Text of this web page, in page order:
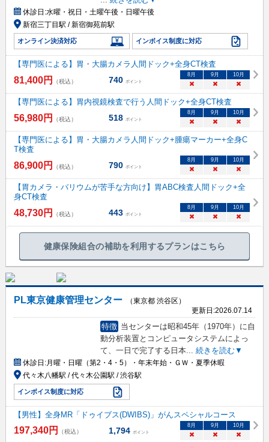
休診日:水曜・祝日・土曜午後・日曜午後
新宿三丁目駅 / 新宿御苑前駅
オンライン決済対応 インボイス制度に対応
【専門医による】胃・大腸カメラ人間ドック+全身CT検査
81,400円 （税込） 740 ポイント
8月 9月 10月
× × ×
【専門医による】胃内視鏡検査で行う人間ドック+全身CT検査
56,980円 （税込） 518 ポイント
8月 9月 10月
× × ×
【専門医による】胃・大腸カメラ人間ドック+腫瘍マーカー+全身C
T検査
86,900円 （税込） 790 ポイント
8月 9月 10月
× × ×
【胃カメラ・バリウムが苦手な方向け】胃ABC検査人間ドック+全
身CT検査
48,730円 （税込） 443 ポイント
8月 9月 10月
× × ×
健康保険組合の補助を利用するプランはこちら
PL東京健康管理センター
（東京都 渋谷区）
更新日:2026.07.14
特徴 当センターは昭和45年（1970年）に自
動分析装置とコンピュータシステムによっ
て、一日で完了する日本... 続きを読む▼
休診日:月曜・日曜（第2・4・5）・年末年始・ＧＷ・夏季休暇
代々木八幡駅 / 代々木公園駅 / 渋谷駅
インボイス制度に対応
【男性】全身MR「ドゥイブス(DWIBS)」がんスペシャルコース
197,340円 （税込） 1,794 ポイント
8 月 9 月 10月
× × ×